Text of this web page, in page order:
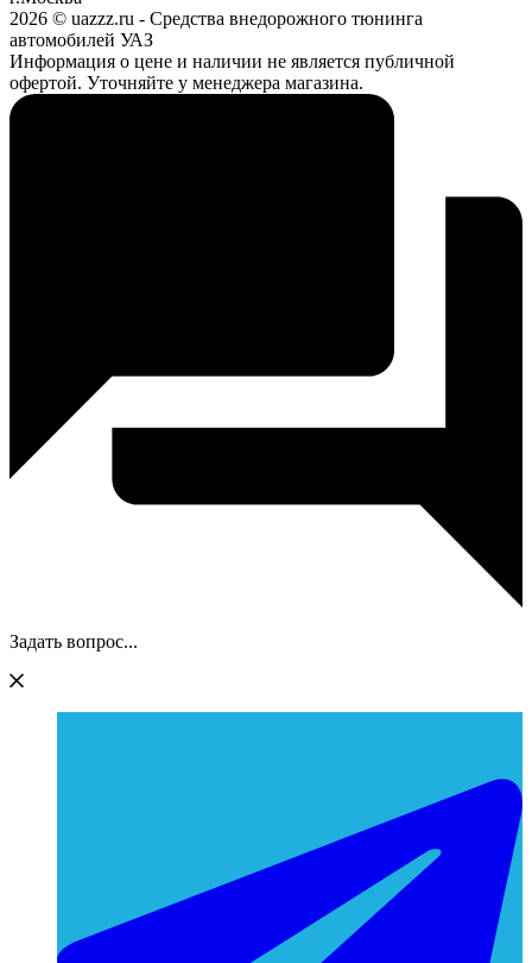
2026 © uazzz.ru - Средства внедорожного тюнинга
автомобилей УАЗ
Информация о цене и наличии не является публичной
офертой. Уточняйте у менеджера магазина.
Задать вопрос...